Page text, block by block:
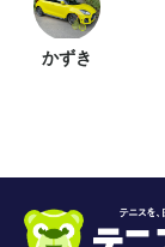
かずき